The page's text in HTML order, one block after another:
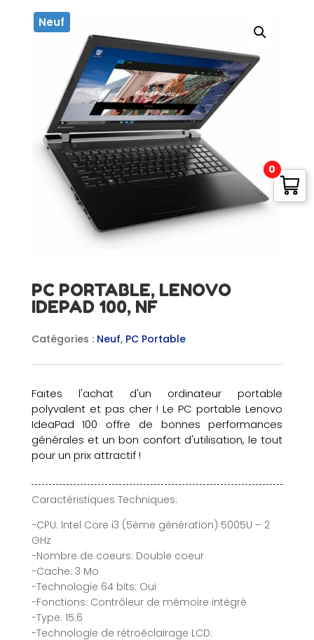
Neuf
PC PORTABLE, LENOVO
IDEPAD 100, NF
Catégories : Neuf, PC Portable
Faites l'achat d'un ordinateur portable
polyvalent et pas cher ! Le PC portable Lenovo
IdeaPad 100 offre de bonnes performances
générales et un bon confort d'utilisation, le tout
pour un prix attractif !
Caractéristiques Techniques:
-CPU: Intel Core i3 (5ème génération) 5005U – 2
GHz
-Nombre de coeurs: Double coeur
-Cache: 3 Mo
-Technologie 64 bits: Oui
-Fonctions: Contrôleur de mémoire intégré
-Type: 15.6
-Technologie de rétroéclairage LCD:
0